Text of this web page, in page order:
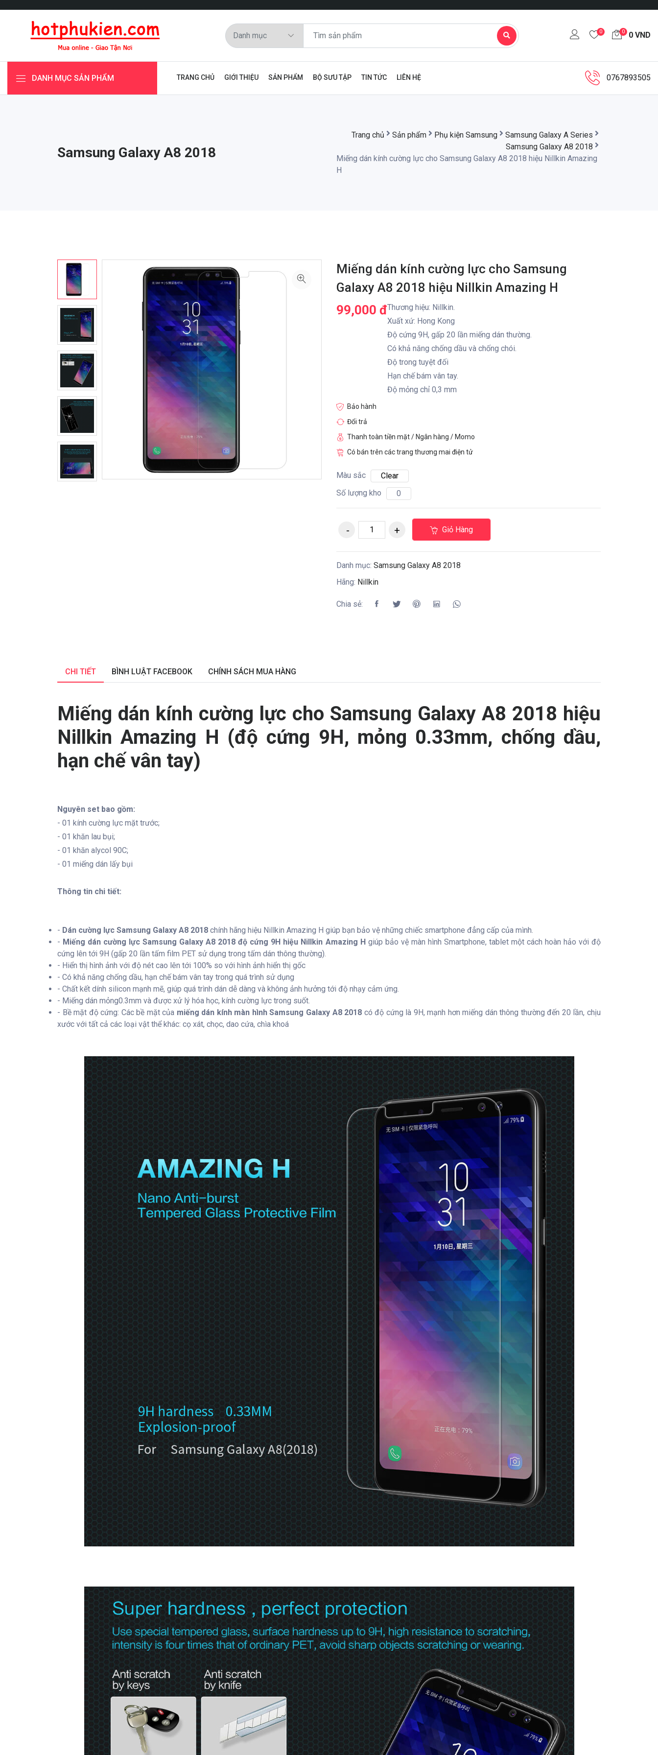
0 0 0 VND
DANH MỤC SẢN PHẨM TRANG CHỦ GIỚI THIỆU SẢN PHẨM BỘ SƯU TẬP TIN TỨC LIÊN HỆ 0767893505
Samsung Galaxy A8 2018
Trang chủ Sản phẩm Phụ kiện Samsung
Samsung Galaxy A Series
Samsung Galaxy A8 2018
Miếng dán kính cường lực cho Samsung Galaxy A8 2018 hiệu Nillkin Amazing
H
Miếng dán kính cường lực cho Samsung
Galaxy A8 2018 hiệu Nillkin Amazing H
99,000 đThương hiệu: Nillkin.
Xuất xứ: Hong Kong
Độ cứng 9H, gấp 20 lần miếng dán thường.
Có khả năng chống dầu và chống chói.
Độ trong tuyệt đối
Hạn chế bám vân tay.
Độ mỏng chỉ 0,3 mm
Bảo hành
Đổi trả
Thanh toàn tiền mặt / Ngân hàng / Momo
Có bán trên các trang thương mai điện tử
Màu sắc
Clear
Số lượng kho
0
Giỏ Hàng
Danh mục: Samsung Galaxy A8 2018
Hãng: Nillkin
Chia sẻ:
CHI TIẾT BÌNH LUẬT FACEBOOK CHÍNH SÁCH MUA HÀNG
Miếng dán kính cường lực cho Samsung Galaxy A8 2018 hiệu
Nillkin Amazing H (độ cứng 9H, mỏng 0.33mm, chống dầu,
hạn chế vân tay)
Nguyên set bao gồm:
- 01 kính cường lực mặt trước;
- 01 khăn lau bụi;
- 01 khăn alycol 90C;
- 01 miếng dán lấy bụi
Thông tin chi tiết:
- Dán cường lực Samsung Galaxy A8 2018 chính hãng hiệu Nillkin Amazing H giúp bạn bảo vệ những chiếc smartphone đẳng cấp của mình.
- Miếng dán cường lực Samsung Galaxy A8 2018 độ cứng 9H hiệu Nillkin Amazing Hgiúp bảo vệ màn hình Smartphone, tablet một cách hoàn hảo với độ
cứng lên tới 9H (gấp 20 lần tấm film PET sử dụng trong tấm dán thông thường).
- Hiển thị hình ảnh với độ nét cao lên tới 100% so với hình ảnh hiển thị gốc
- Có khả năng chống dầu, hạn chế bám vân tay trong quá trình sử dụng
- Chất kết dính silicon mạnh mẽ, giúp quá trình dán dễ dàng và không ảnh hưởng tới độ nhạy cảm ứng.
- Miếng dán mỏng0.3mm và được xử lý hóa học, kính cường lực trong suốt.
- Bề mặt độ cứng: Các bề mặt của miếng dán kính màn hình Samsung Galaxy A8 2018 có độ cứng là 9H, mạnh hơn miếng dán thông thường đến 20 lần, chịu
xước với tất cả các loại vật thể khác: cọ xát, chọc, dao cứa, chìa khoá